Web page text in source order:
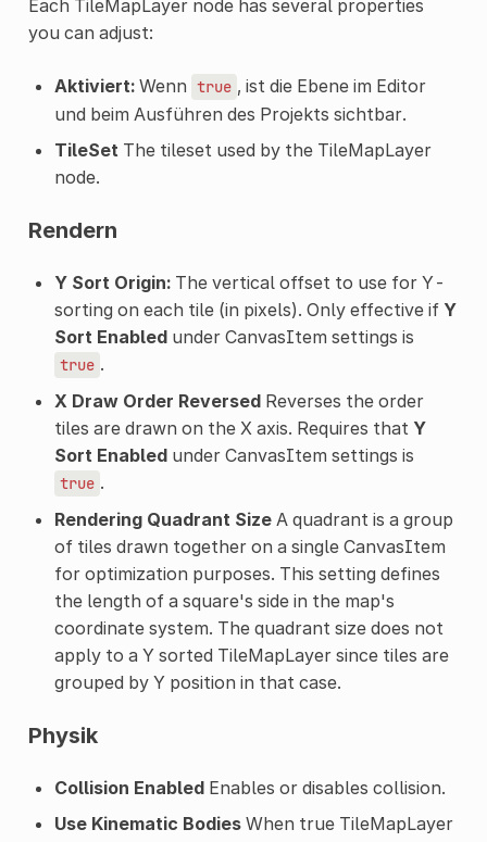
Each TileMapLayer node has several properties
you can adjust:
Aktiviert:Wenn true , ist die Ebene im Editor
und beim Ausführen des Projekts sichtbar.
TileSet The tileset used by the TileMapLayer
node.
Rendern
Y Sort Origin:The vertical offset to use for Y-
sorting on each tile (in pixels). Only effective if Y
Sort Enabledunder CanvasItem settings is
true .
X Draw Order ReversedReverses the order
tiles are drawn on the X axis. Requires that Y
Sort Enabledunder CanvasItem settings is
true .
Rendering Quadrant SizeA quadrant is a group
of tiles drawn together on a single CanvasItem
for optimization purposes. This setting defines
the length of a square's side in the map's
coordinate system. The quadrant size does not
apply to a Y sorted TileMapLayer since tiles are
grouped by Y position in that case.
Physik
Collision EnabledEnables or disables collision.
Use Kinematic BodiesWhen true TileMapLayer